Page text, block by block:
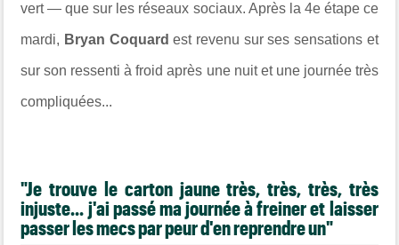
vert — que sur les réseaux sociaux. Après la 4e étape ce
mardi, Bryan Coquardest revenu sur ses sensations et
sur son ressenti à froid après une nuit et une journée très
compliquées...
"Je trouve le carton jaune très, très, très, très
injuste... j'ai passé ma journée à freiner et laisser
passer les mecs par peur d'en reprendre un"